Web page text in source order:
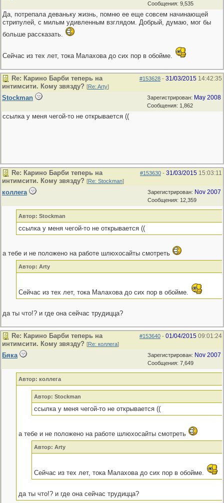
Сообщения: 9,535
Да, потрепала деваньку жизнь, помню ее еще совсем начинающей
стрипулей, с милым удивленным взглядом. Добрый, думаю, мог бы
больше рассказать.
Сейчас из тех лет, тока Малахова до сих пор в обойме.
#153628 - 31/03/2015 14:42:35
Re: Карино Барби теперь на
интимсити. Кому звязду? [Re: Arty]
Зарегистрирован: May 2008
Сообщения: 1,862
Stockman
ссылка у меня чегой-то не открывается ((
#153630 - 31/03/2015 15:03:11
Re: Карино Барби теперь на
интимсити. Кому звязду? [Re: Stockman]
Зарегистрирован: Nov 2007
Сообщения: 12,359
коллега
Автор: Stockman
ссылка у меня чегой-то не открывается ((
а тебе и не положено на работе шлюхосайты смотреть
Автор: Arty
Сейчас из тех лет, тока Малахова до сих пор в обойме.
да ты что!? и где она сейчас трудицца?
#153640 - 01/04/2015 09:01:24
Re: Карино Барби теперь на
интимсити. Кому звязду? [Re: коллега]
Зарегистрирован: Nov 2007
Сообщения: 7,649
Бяка
Автор: коллега
Автор: Stockman
ссылка у меня чегой-то не открывается ((
а тебе и не положено на работе шлюхосайты смотреть
Автор: Arty
Сейчас из тех лет, тока Малахова до сих пор в обойме.
да ты что!? и где она сейчас трудицца?